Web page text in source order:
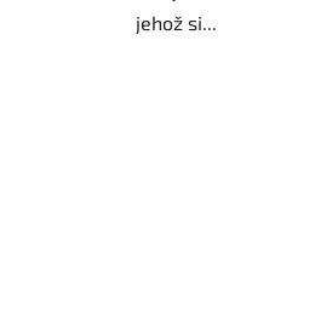
jehož si...